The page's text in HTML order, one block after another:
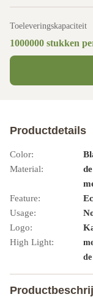
Toeleveringskapaciteit
1000000 stukken
Productdetails
Color:
Material:
Feature:
Usage:
Logo:
High Light: